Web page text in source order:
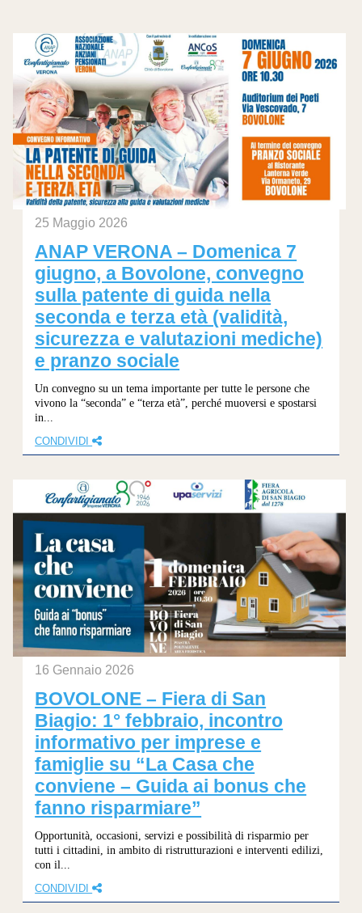
25 Maggio 2026
ANAP VERONA – Domenica 7
giugno, a Bovolone, convegno
sulla patente di guida nella
seconda e terza età (validità,
sicurezza e valutazioni mediche)
e pranzo sociale
Un convegno su un tema importante per tutte le persone che
vivono la “seconda” e “terza età”, perché muoversi e spostarsi
in...
CONDIVIDI
16 Gennaio 2026
BOVOLONE – Fiera di San
Biagio: 1° febbraio, incontro
informativo per imprese e
famiglie su “La Casa che
conviene – Guida ai bonus che
fanno risparmiare”
Opportunità, occasioni, servizi e possibilità di risparmio per
tutti i cittadini, in ambito di ristrutturazioni e interventi edilizi,
con il...
CONDIVIDI